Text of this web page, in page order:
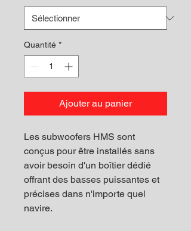
Quantité *
Ajouter au panier
Les subwoofers HMS sont
conçus pour être installés sans
avoir besoin d'un boîtier dédié
offrant des basses puissantes et
précises dans n'importe quel
navire.